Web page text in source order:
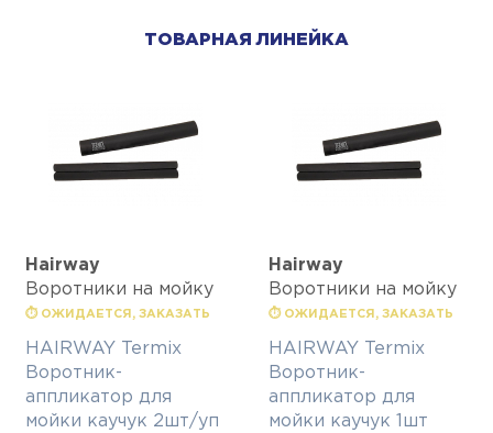
ТОВАРНАЯ ЛИНЕЙКА
Hairway
Воротники на мойку
⏱ ОЖИДАЕТСЯ, ЗАКАЗАТЬ
HAIRWAY Termix
Воротник-
аппликатор для
мойки каучук 2шт/уп
Hairway
Воротники на мойку
⏱ ОЖИДАЕТСЯ, ЗАКАЗАТЬ
HAIRWAY Termix
Воротник-
аппликатор для
мойки каучук 1шт